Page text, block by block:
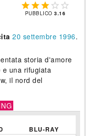
    
PUBBLICO3.16
20 settembre 1996.
storia d'amore
e una rifugiata
il nord del
BLU-RAY